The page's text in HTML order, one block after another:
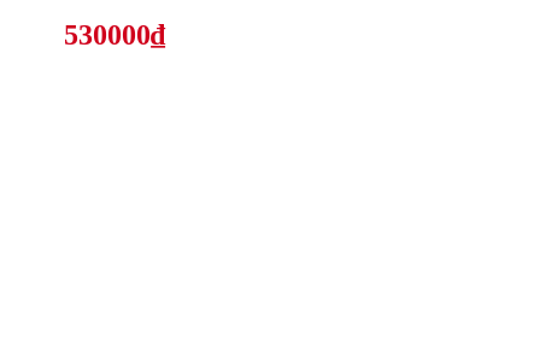
530000₫